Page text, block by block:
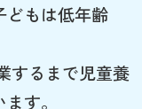
どもは低年齢
するまで児童養
す。